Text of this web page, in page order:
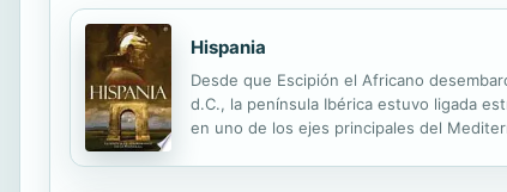
Hispania
Desde que Escipión el Africano
d.C., la península Ibérica estuvo ligada
en uno de los ejes principales del